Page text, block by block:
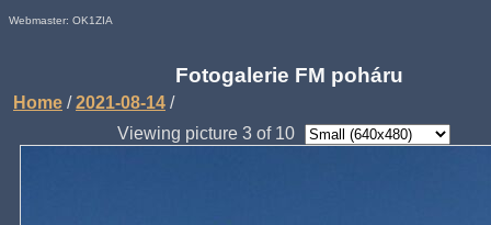
Webmaster: OK1ZIA
Fotogalerie FM poháru
Home /2021-08-14 /
Viewing picture 3 of 10